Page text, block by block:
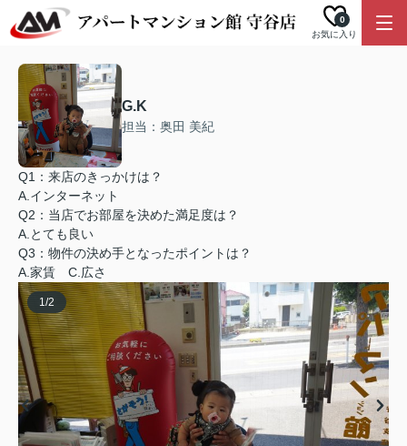
お気に入り
0
G.K
担当：奥田 美紀
Q1：来店のきっかけは？
A.インターネット
Q2：当店でお部屋を決めた満足度は？
A.とても良い
Q3：物件の決め手となったポイントは？
A.家賃 C.広さ
1/2